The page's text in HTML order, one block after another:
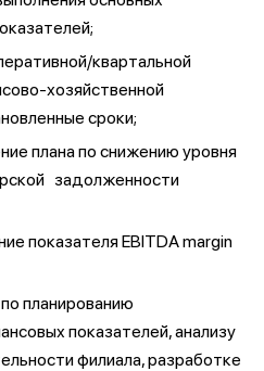
квартальной
хозяйственной
сроки;
плана по снижению уровня
задолженности
показателя EBITDA margin
планированию
показателей, анализу
филиала, разработке